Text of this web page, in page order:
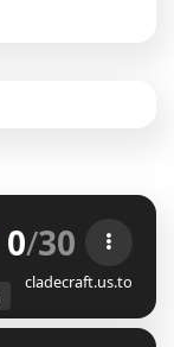
[1.9-1.21
0/30
cladecraft.us.to